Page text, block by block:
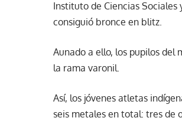
Instituto de Ciencias Sociales
consiguió bronce en blitz.
Aunado a ello, los pupilos del
la rama varonil.
Así, los jóvenes atletas
seis metales en total: tres de